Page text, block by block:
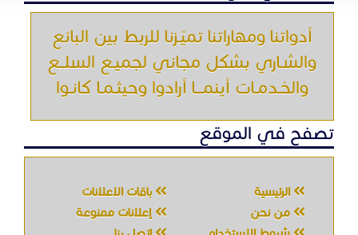
أدواتنا ومهاراتنا تميّـزنا للربط بين البائع
والشـاري بشكل مجاني لجميـع السلــع
والخـدمـات أينمـــا أرادوا وحيثـمـا كانـوا
تصفح في الموقع
الرئيسية
باقات الإعلانات
من نحن
إعلانات ممنوعة